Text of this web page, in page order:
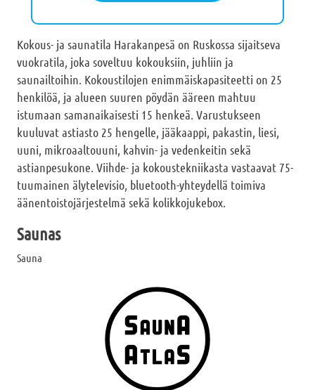
Kokous- ja saunatila Harakanpesä on Ruskossa sijaitseva
vuokratila, joka soveltuu kokouksiin, juhliin ja
saunailtoihin. Kokoustilojen enimmäiskapasiteetti on 25
henkilöä, ja alueen suuren pöydän ääreen mahtuu
istumaan samanaikaisesti 15 henkeä. Varustukseen
kuuluvat astiasto 25 hengelle, jääkaappi, pakastin, liesi,
uuni, mikroaaltouuni, kahvin- ja vedenkeitin sekä
astianpesukone. Viihde- ja kokoustekniikasta vastaavat 75-
tuumainen älytelevisio, bluetooth-yhteydellä toimiva
äänentoistojärjestelmä sekä kolikkojukebox.
Saunas
Sauna